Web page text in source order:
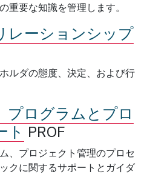
重要な知識を管理します。
レーションシップ
ルダの態度、決定、および行
プログラムとプロ
ト PROF
、プロジェクト管理のプロセ
クに関するサポートとガイダ